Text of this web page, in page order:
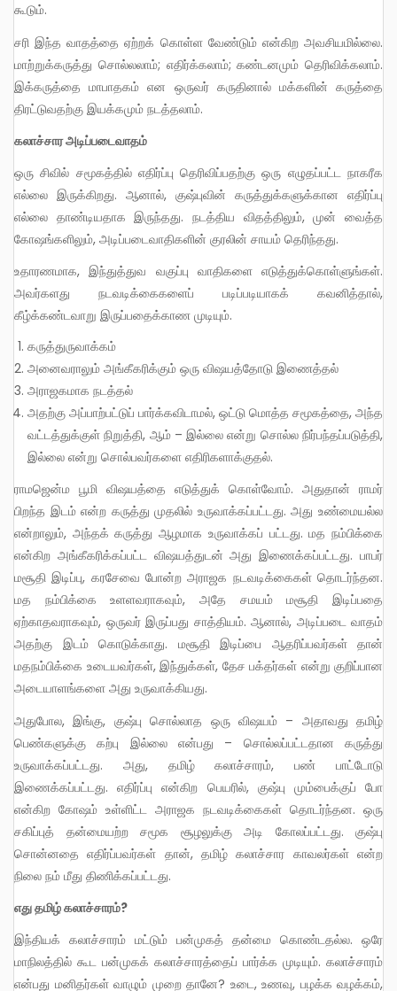
கூடும்.
சரி இந்த வாதத்தை ஏற்றக் கொள்ள வேண்டும் என்கிற அவசியமில்லை.
மாற்றுக்கருத்து சொல்லலாம்; எதிர்க்கலாம்; கண்டனமும் தெரிவிக்கலாம்.
இக்கருத்தை மாபாதகம் என ஒருவர் கருதினால் மக்களின் கருத்தை
திரட்டுவதற்கு இயக்கமும் நடத்தலாம்.
கலாச்சார அடிப்படைவாதம்
ஒரு சிவில் சமூகத்தில் எதிர்ப்பு தெரிவிப்பதற்கு ஒரு எழுதப்பட்ட நாகரீக
எல்லை இருக்கிறது. ஆனால், குஷ்புவின் கருத்துக்களுக்கான எதிர்ப்பு
எல்லை தாண்டியதாக இருந்தது. நடத்திய விதத்திலும், முன் வைத்த
கோஷங்களிலும், அடிப்படைவாதிகளின் குரலின் சாயம் தெரிந்தது.
உதாரணமாக, இந்துத்துவ வகுப்பு வாதிகளை எடுத்துக்கொள்ளுங்கள்.
அவர்களது நடவடிக்கைகளைப் படிப்படியாகக் கவனித்தால்,
கீழ்க்கண்டவாறு இருப்பதைக்காண முடியும்.
கருத்துருவாக்கம்
அனைவராலும் அங்கீகரிக்கும் ஒரு விஷயத்தோடு இணைத்தல்
அராஜகமாக நடத்தல்
அதற்கு அப்பாற்பட்டுப் பார்க்கவிடாமல், ஒட்டு மொத்த சமூகத்தை, அந்த
வட்டத்துக்குள் நிறுத்தி, ஆம் – இல்லை என்று சொல்ல நிர்பந்தப்படுத்தி,
இல்லை என்று சொல்பவர்களை எதிரிகளாக்குதல்.
ராமஜென்ம பூமி விஷயத்தை எடுத்துக் கொள்வோம். அதுதான் ராமர்
பிறந்த இடம் என்ற கருத்து முதலில் உருவாக்கப்பட்டது. அது உண்மையல்ல
என்றாலும், அந்தக் கருத்து ஆழமாக உருவாக்கப் பட்டது. மத நம்பிக்கை
என்கிற அங்கீகரிக்கப்பட்ட விஷயத்துடன் அது இணைக்கப்பட்டது. பாபர்
மசூதி இடிப்பு, கரசேவை போன்ற அராஜக நடவடிக்கைகள் தொடர்ந்தன.
மத நம்பிக்கை உளளவராகவும், அதே சமயம் மசூதி இடிப்பதை
ஏற்காதவராகவும், ஒருவர் இருப்பது சாத்தியம். ஆனால், அடிப்படை வாதம்
அதற்கு இடம் கொடுக்காது. மசூதி இடிப்பை ஆதரிப்பவர்கள் தான்
மதநம்பிக்கை உடையவர்கள், இந்துக்கள், தேச பக்தர்கள் என்று குறிப்பான
அடையாளங்களை அது உருவாக்கியது.
அதுபோல, இங்கு, குஷ்பு சொல்லாத ஒரு விஷயம் – அதாவது தமிழ்
பெண்களுக்கு கற்பு இல்லை என்பது – சொல்லப்பட்டதான கருத்து
உருவாக்கப்பட்டது. அது, தமிழ் கலாச்சாரம், பண் பாட்டோடு
இணைக்கப்பட்டது. எதிர்ப்பு என்கிற பெயரில், குஷ்பு மும்பைக்குப் போ
என்கிற கோஷம் உள்ளிட்ட அராஜக நடவடிக்கைகள் தொடர்ந்தன. ஒரு
சகிப்புத் தன்மையற்ற சமூக சூழலுக்கு அடி கோலப்பட்டது. குஷ்பு
சொன்னதை எதிர்ப்பவர்கள் தான், தமிழ் கலாச்சார காவலர்கள் என்ற
நிலை நம் மீது திணிக்கப்பட்டது.
எது தமிழ் கலாச்சாரம்?
இந்தியக் கலாச்சாரம் மட்டும் பன்முகத் தன்மை கொண்டதல்ல. ஒரே
மாநிலத்தில் கூட பன்முகக் கலாச்சாரத்தைப் பார்க்க முடியும். கலாச்சாரம்
என்பது மனிதர்கள் வாழும் முறை தானே? உடை, உணவு, பழக்க வழக்கம்,